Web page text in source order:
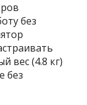
без
вес (4.8 кг)
без